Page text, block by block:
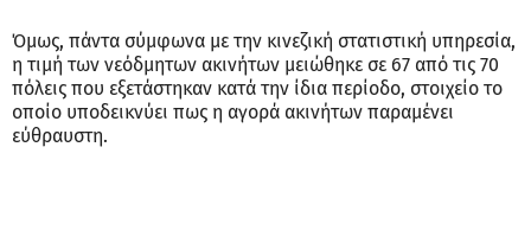
Όμως, πάντα σύμφωνα με την κινεζική στατιστική υπηρεσία,
η τιμή των νεόδμητων ακινήτων μειώθηκε σε 67 από τις 70
πόλεις που εξετάστηκαν κατά την ίδια περίοδο, στοιχείο το
οποίο υποδεικνύει πως η αγορά ακινήτων παραμένει
εύθραυστη.